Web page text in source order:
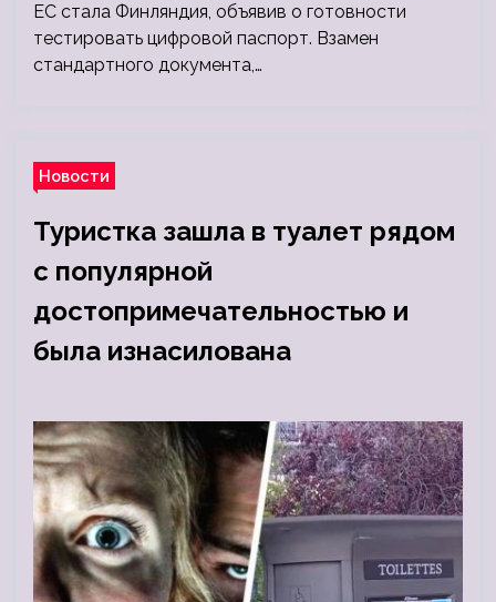
ЕС стала Финляндия, объявив о готовности
тестировать цифровой паспорт. Взамен
стандартного документа,…
Новости
Туристка зашла в туалет рядом
с популярной
достопримечательностью и
была изнасилована